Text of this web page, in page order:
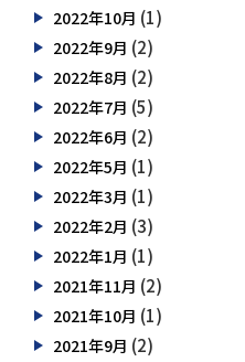
2022年10月 (1)
2022年9月 (2)
2022年8月 (2)
2022年7月 (5)
2022年6月 (2)
2022年5月 (1)
2022年3月 (1)
2022年2月 (3)
2022年1月 (1)
2021年11月 (2)
2021年10月 (1)
2021年9月 (2)